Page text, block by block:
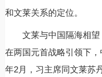
和文莱关系的定位。
文莱与中国隔海相望
在两国元首战略引领下
年2月，习主席同文莱苏